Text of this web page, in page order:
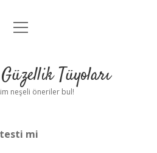
Anasayfa
Uyarı
menüyü
Tüyoları
neşeli öneriler bul!
mi